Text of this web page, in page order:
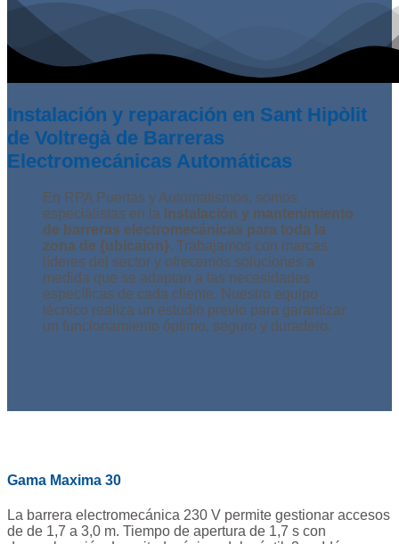
Instalación y reparación en Sant Hipòlit
de Voltregà de Barreras
Electromecánicas Automáticas
En RPA Puertas y Automatismos, somos
especialistas en la instalación y mantenimiento
de barreras electromecánicas para toda la
zona de {ubicaion}. Trabajamos con marcas
líderes del sector y ofrecemos soluciones a
medida que se adaptan a las necesidades
específicas de cada cliente. Nuestro equipo
técnico realiza un estudio previo para garantizar
un funcionamiento óptimo, seguro y duradero.
Gama Maxima 30
La barrera electromecánica 230 V permite gestionar accesos
de de 1,7 a 3,0 m. Tiempo de apertura de 1,7 s con